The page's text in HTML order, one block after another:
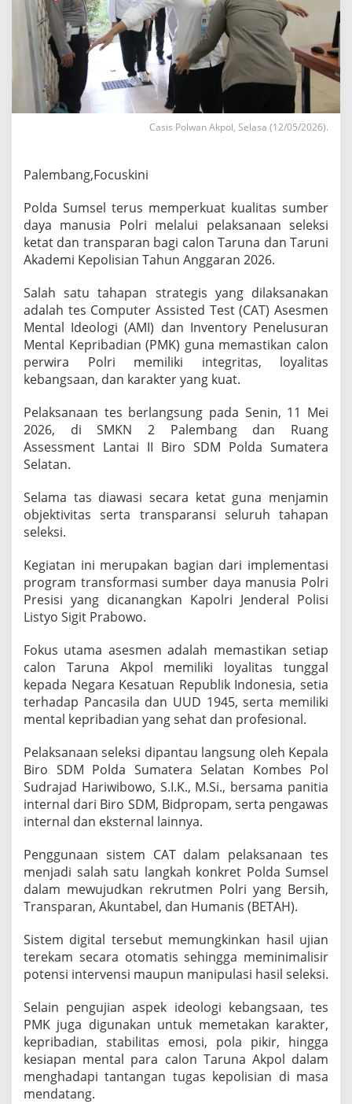
S
M
P
o
l
l
a
S
m
s
l
G
e
l
a
U
o
m
e
n
M
n
t
a
C
a
l
o
n
T
r
u
n
a
A
p
l
Casis Polwan Akpol, Selasa (12/05/2026).
Palembang,Focuskini
Polda Sumsel terus memperkuat kualitas sumber
daya manusia Polri melalui pelaksanaan seleksi
ketat dan transparan bagi calon Taruna dan Taruni
Akademi Kepolisian Tahun Anggaran 2026.
Salah satu tahapan strategis yang dilaksanakan
adalah tes Computer Assisted Test (CAT) Asesmen
Mental Ideologi (AMI) dan Inventory Penelusuran
Mental Kepribadian (PMK) guna memastikan calon
perwira Polri memiliki integritas, loyalitas
kebangsaan, dan karakter yang kuat.
Pelaksanaan tes berlangsung pada Senin, 11 Mei
2026, di SMKN 2 Palembang dan Ruang
Assessment Lantai II Biro SDM Polda Sumatera
Selatan.
Selama tas diawasi secara ketat guna menjamin
objektivitas serta transparansi seluruh tahapan
seleksi.
Kegiatan ini merupakan bagian dari implementasi
program transformasi sumber daya manusia Polri
Presisi yang dicanangkan Kapolri Jenderal Polisi
Listyo Sigit Prabowo.
Fokus utama asesmen adalah memastikan setiap
calon Taruna Akpol memiliki loyalitas tunggal
kepada Negara Kesatuan Republik Indonesia, setia
terhadap Pancasila dan UUD 1945, serta memiliki
mental kepribadian yang sehat dan profesional.
Pelaksanaan seleksi dipantau langsung oleh Kepala
Biro SDM Polda Sumatera Selatan Kombes Pol
Sudrajad Hariwibowo, S.I.K., M.Si., bersama panitia
internal dari Biro SDM, Bidpropam, serta pengawas
internal dan eksternal lainnya.
Penggunaan sistem CAT dalam pelaksanaan tes
menjadi salah satu langkah konkret Polda Sumsel
dalam mewujudkan rekrutmen Polri yang Bersih,
Transparan, Akuntabel, dan Humanis (BETAH).
Sistem digital tersebut memungkinkan hasil ujian
terekam secara otomatis sehingga meminimalisir
potensi intervensi maupun manipulasi hasil seleksi.
Selain pengujian aspek ideologi kebangsaan, tes
PMK juga digunakan untuk memetakan karakter,
kepribadian, stabilitas emosi, pola pikir, hingga
kesiapan mental para calon Taruna Akpol dalam
menghadapi tantangan tugas kepolisian di masa
mendatang.